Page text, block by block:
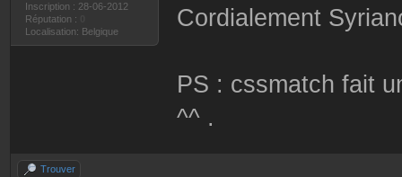
Inscription : 28-06-2012
Réputation :
Localisation: Belgique
Cordialement
PS : cssmatch fait
^^ .
Trouver